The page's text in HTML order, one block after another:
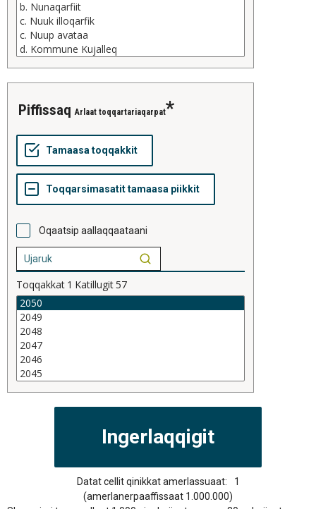
piffissaq Arlaat toqqartariaqarpat
Oqaatsip aallaqqaataani
Toqqakkat 1 Katillugit57
Datat cellit qinikkat amerlassuaat:
1
(amerlanerpaaffissaat 1.000.000)